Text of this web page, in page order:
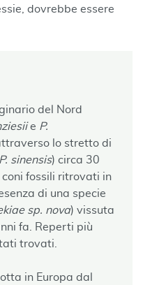
dovrebbe essere
del Nord
e P.
lo stretto di
sinensis) circa 30
fossili ritrovati in
di una specie
sp. nova) vissuta
fa. Reperti più
trovati.
in Europa dal